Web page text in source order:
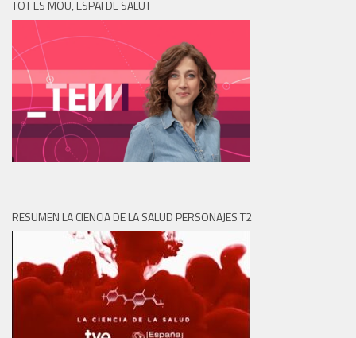
TOT ES MOU, ESPAI DE SALUT
RESUMEN LA CIENCIA DE LA SALUD PERSONAJES T2